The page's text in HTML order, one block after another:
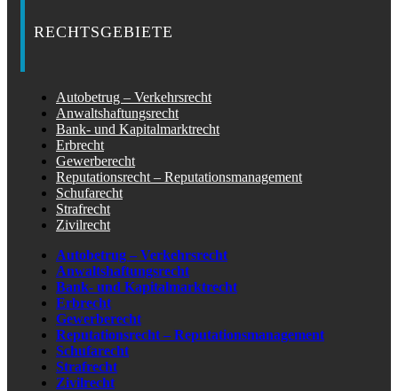
RECHTSGEBIETE
Autobetrug – Verkehrsrecht
Anwaltshaftungsrecht
Bank- und Kapitalmarktrecht
Erbrecht
Gewerberecht
Reputationsrecht – Reputationsmanagement
Schufarecht
Strafrecht
Zivilrecht
Autobetrug – Verkehrsrecht
Anwaltshaftungsrecht
Bank- und Kapitalmarktrecht
Erbrecht
Gewerberecht
Reputationsrecht – Reputationsmanagement
Schufarecht
Strafrecht
Zivilrecht